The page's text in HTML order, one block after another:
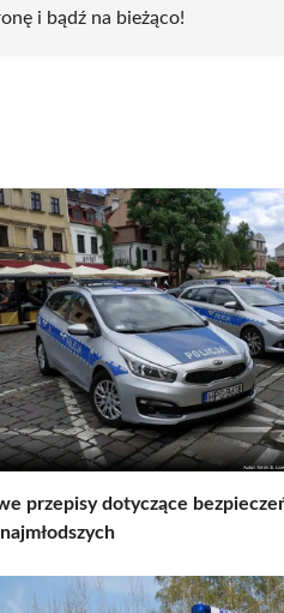
i bądź na bieżąco!
przepisy dotyczące